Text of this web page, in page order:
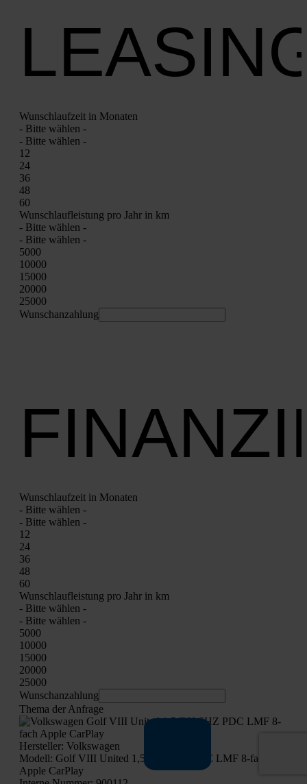
Wunsch­lauf­zeit in Mona­ten
- Bit­te wäh­len -
- Bit­te wäh­len -
12
24
36
48
60
Wunsch­lauf­leis­tung pro Jahr in km
- Bit­te wäh­len -
- Bit­te wäh­len -
5000
10000
15000
20000
25000
Wunschan­zah­lung
Wunsch­lauf­zeit in Mona­ten
- Bit­te wäh­len -
- Bit­te wäh­len -
12
24
36
48
60
Wunsch­lauf­leis­tung pro Jahr in km
- Bit­te wäh­len -
- Bit­te wäh­len -
5000
10000
15000
20000
25000
Wunschan­zah­lung
The­ma der Anfra­ge
Her­stel­ler: Volks­wa­gen
Modell: Golf VIII United 1,5 TSI SHZ PDC LMF 8‑fach
Apple Car­Play